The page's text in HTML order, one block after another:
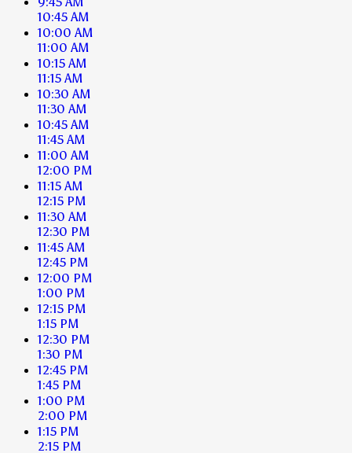
10:45 AM
10:00 AM
11:00 AM
10:15 AM
11:15 AM
10:30 AM
11:30 AM
10:45 AM
11:45 AM
11:00 AM
12:00 PM
11:15 AM
12:15 PM
11:30 AM
12:30 PM
11:45 AM
12:45 PM
12:00 PM
1:00 PM
12:15 PM
1:15 PM
12:30 PM
1:30 PM
12:45 PM
1:45 PM
1:00 PM
2:00 PM
1:15 PM
2:15 PM